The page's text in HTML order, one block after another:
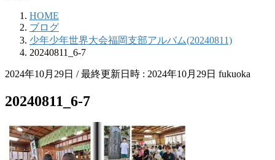
HOME
ブログ
少年少年世界大会福岡支部アルバム(20240811)
20240811_6-7
2024年10月29日 / 最終更新日時 : 2024年10月29日 fukuoka
20240811_6-7